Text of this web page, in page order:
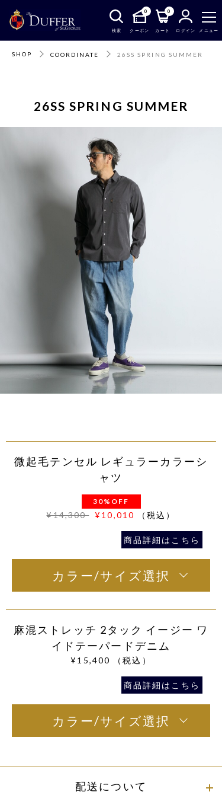
検索
0
クーポン
0
カート ログイン メニュー
SHOP COORDINATE 26SS SPRING SUMMER
26SS SPRING SUMMER
微起毛テンセル レギュラーカラーシ
ャツ
30%OFF
¥14,300 ¥10,010 （税込）
商品詳細はこちら
カラー/サイズ選択
麻混ストレッチ 2タック イージー ワ
イドテーパードデニム
¥15,400 （税込）
商品詳細はこちら
カラー/サイズ選択
配送について